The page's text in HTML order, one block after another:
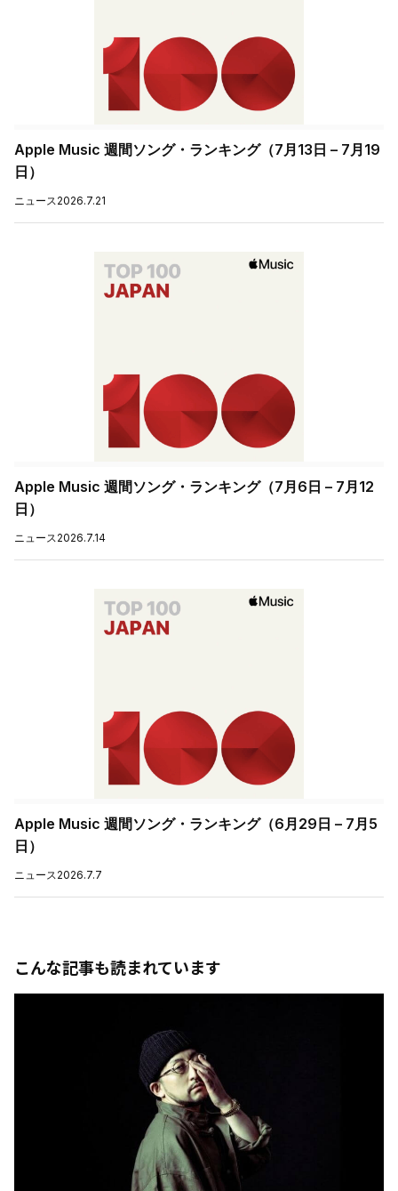
Apple Music 週間ソング・ランキング（7月13日 – 7月19
日）
ニュース 2026.7.21
Apple Music 週間ソング・ランキング（7月6日 – 7月12
日）
ニュース 2026.7.14
Apple Music 週間ソング・ランキング（6月29日 – 7月5
日）
ニュース 2026.7.7
こんな記事も読まれています